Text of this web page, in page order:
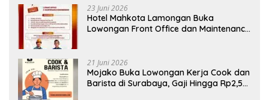
23 Juni 2026
Hotel Mahkota Lamongan Buka
Lowongan Front Office dan Maintenance
21 Juni 2026
Mojako Buka Lowongan Kerja Cook dan
Barista di Surabaya, Gaji Hingga Rp2,5